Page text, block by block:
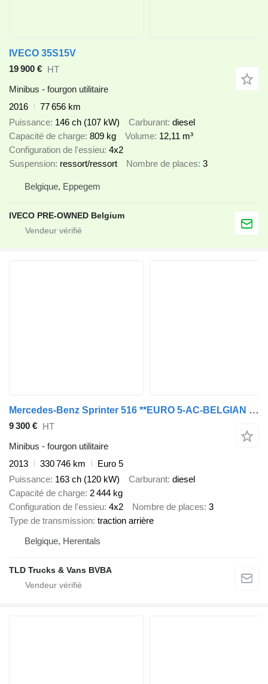
IVECO 35S15V
19 900 € HT
Minibus - fourgon utilitaire
2016
77 656 km
Puissance 146 ch (107 kW) Carburant diesel
Capacité de charge 809 kg Volume 12,11 m³
Configuration de l'essieu 4x2
Suspension ressort/ressort Nombre de places 3
Belgique, Eppegem
IVECO PRE-OWNED Belgium
Mercedes-Benz Sprinter 516 **EURO 5-AC-BELGIAN ORIGINE**
9 300 € HT
Minibus - fourgon utilitaire
2013
330 746 km
Euro 5
Puissance 163 ch (120 kW) Carburant diesel
Capacité de charge 2 444 kg
Configuration de l'essieu 4x2 Nombre de places 3
Type de transmission traction arrière
Belgique, Herentals
TLD Trucks & Vans BVBA